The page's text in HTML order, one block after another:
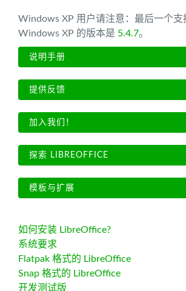
Windows XP 用户请注意：最后一个支
Windows XP 的版本是 5.4.7。
说明手册
提供反馈
加入我们！
探索 LIBREOFFICE
模板与扩展
如何安装 LibreOffice?
系统要求
Flatpak 格式的 LibreOffice
Snap 格式的 LibreOffice
开发测试版